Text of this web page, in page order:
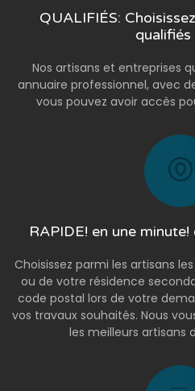
QUALIFIÉS:
qualifiés
Nos artisans et entreprises
annuaire professionnel, avec
vous pouvez avoir accès
RAPIDE! en une
Choisissez parmi les artisans
ou de votre résidence
code postal lors de votre
vos travaux souhaités. Nous
les meilleurs artisans